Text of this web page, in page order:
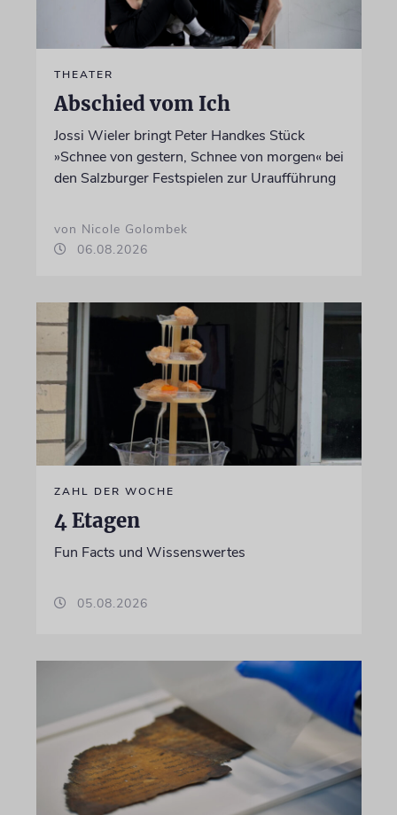
THEATER
Abschied vom Ich
Jossi Wieler bringt Peter Handkes Stück
»Schnee von gestern, Schnee von morgen« bei
den Salzburger Festspielen zur Uraufführung
von Nicole Golombek
06.08.2026
ZAHL DER WOCHE
4 Etagen
Fun Facts und Wissenswertes
05.08.2026